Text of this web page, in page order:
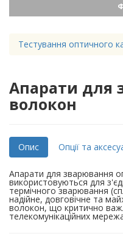
Тестування оптичного
Апарати для
волокон
Опис Опції та
Апарати для зварювання
використовуються для
термічного зварювання
надійне, довговічне та
волокон, що критично
телекомунікаційних